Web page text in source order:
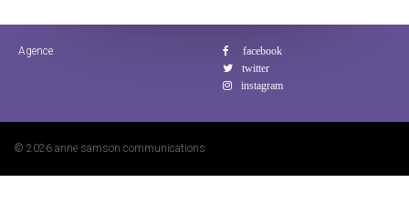
Agence
© 2026 anne samson communications